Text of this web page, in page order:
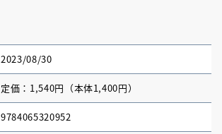
2023/08/30
定価：1,540円（本体1,400円）
9784065320952